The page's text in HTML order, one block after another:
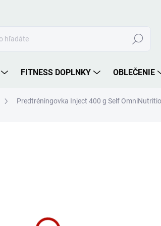
Hľadať
FITNESS DOPLNKY OBLEČENIE
Predtréningovka Inject 400 g Self